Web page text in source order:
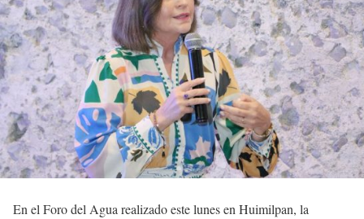
En el Foro del Agua realizado este lunes en Huimilpan, la